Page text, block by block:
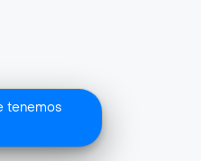
tenemos